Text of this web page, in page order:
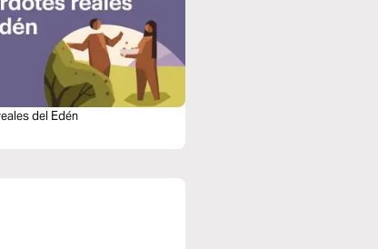
del Edén